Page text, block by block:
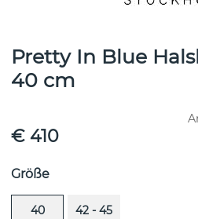
Pretty In Blue
40 cm
€ 410
Größe
40 42 - 45